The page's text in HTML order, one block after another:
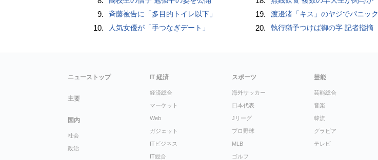
9. 斉藤被告に「多目的トイレ以下」
10. 人気女優が「手つなぎデート」
19. 渡邊渚「キス」のヤジでパニック
20. 執行猶予つけば御の字 記者指摘
ニューストップ
主要
国内
社会
政治
IT 経済
経済総合
マーケット
Web
ガジェット
ITビジネス
IT総合
スポーツ
海外サッカー
日本代表
Jリーグ
プロ野球
MLB
ゴルフ
芸能
芸能総合
音楽
韓流
グラビア
テレビ